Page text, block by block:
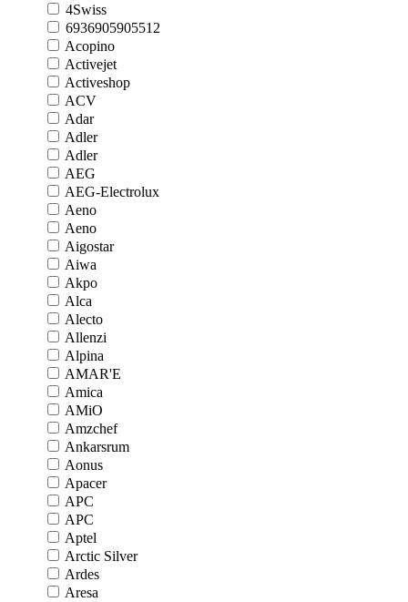
4Swiss
6936905905512
Acopino
Activejet
Activeshop
ACV
Adar
Adler
Adler
AEG
AEG-Electrolux
Aeno
Aeno
Aigostar
Aiwa
Akpo
Alca
Alecto
Allenzi
Alpina
AMAR'E
Amica
AMiO
Amzchef
Ankarsrum
Aonus
Apacer
APC
APC
Aptel
Arctic Silver
Ardes
Aresa